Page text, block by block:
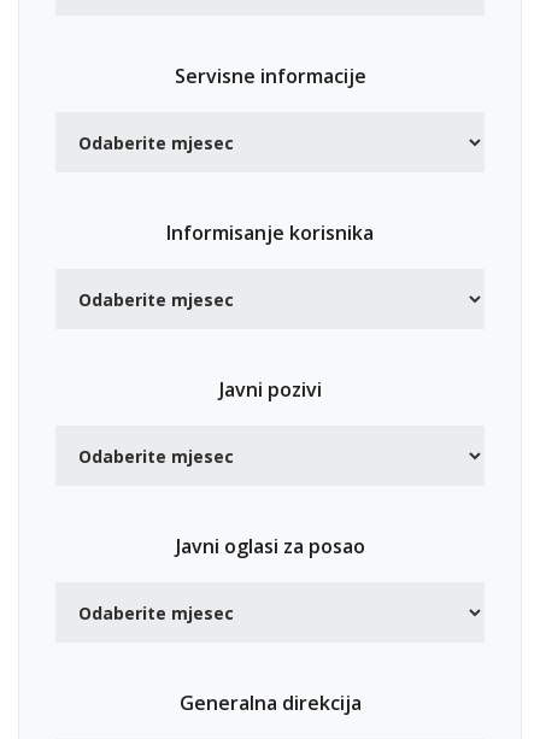
Servisne informacije
Informisanje korisnika
Javni pozivi
Javni oglasi za posao
Generalna direkcija